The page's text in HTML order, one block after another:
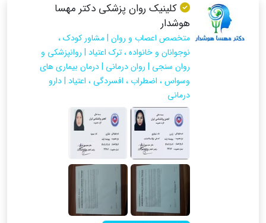
کلینیک روان پزشکی دکتر مهسا
هوشدار
متخصص اعصاب و روان | مشاور کودک ،
نوجوانان و خانواده ، ترک اعتیاد | روانپزشکی و
روان سنجی | روان درمانی | درمان بیماری های
وسواس ، اضطراب ، افسردگی ، اعتیاد | دارو
درمانی